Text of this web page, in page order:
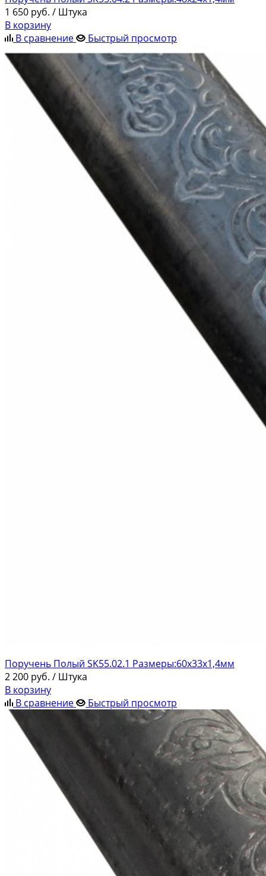
1 650 руб. / Штука
В корзину
В сравнение
Быстрый просмотр
Поручень Полый SK55.02.1 Размеры:60х33х1,4мм
2 200 руб. / Штука
В корзину
В сравнение
Быстрый просмотр